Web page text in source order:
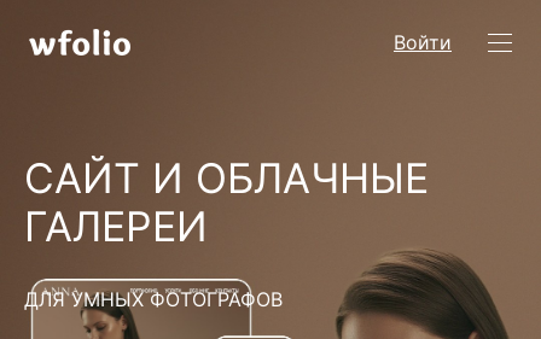
Войти
САЙТ И ОБЛАЧНЫЕ
ГАЛЕРЕИ
ДЛЯ УМНЫХ ФОТОГРАФОВ